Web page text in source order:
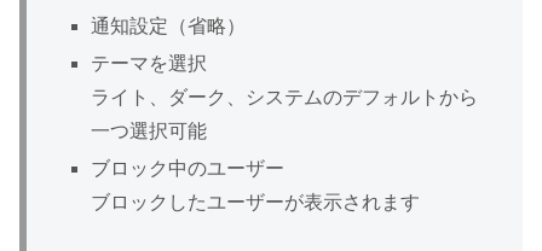
通知設定（省略）
テーマを選択
ライト、ダーク、システムのデフォルトから
一つ選択可能
ブロック中のユーザー
ブロックしたユーザーが表示されます